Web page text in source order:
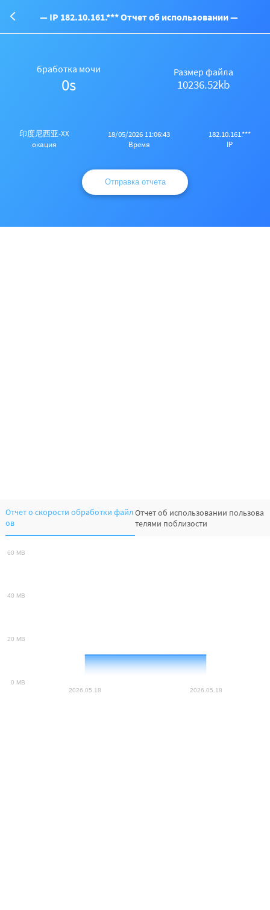
— IP 182.10.161.*** Отчет об использовании —
бработка мочи
0s
Размер файла
10236.52kb
印度尼西亚-XX
окация
18/05/2026 11:06:43
Время
182.10.161.***
IP
Отправка отчета
Отчет о скорости обработки файл
ов
Отчет об использовании пользова
телями поблизости